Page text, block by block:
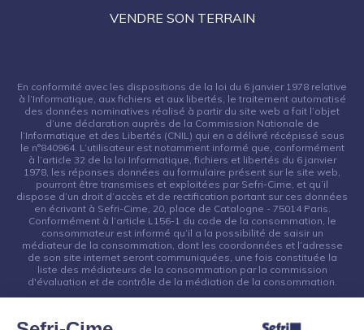
VENDRE SON TERRAIN
En conformité avec les dispositions de la loi du 6 janvier 1978 relative
à l’Informatique, aux fichiers et aux libertés, le traitement automatisé
des données nominatives réalisé à partir du site web a fait l’objet
d’une déclaration auprès de la Commission Nationale de
l’Informatique et des Libertés (CNIL) qui en a délivré récépissé sous
le n°840964. L’utilisateur est notamment informé que, conformément
à l’article 32 de la loi Informatique, fichiers et libertés du 6 janvier
1978, les réponses données au formulaire présent sur le site web,
pourront être transmises et exploitées par Sefri-Cime, et qu’il
dispose d’un droit d’accès et de rectification portant sur ces données
en écrivant à Sefri-Cime, 20, place de Catalogne - 75014 Paris.
Conformément à l’article L156-1 du code de la consommation, le
consommateur est informé qu’il a la possibilité de saisir un
médiateur de la consommation, dont les coordonnées et l’adresse
de son site internet seront communiquées, une fois constituée la
liste des médiateurs de la consommation par la commission
d'évaluation et de contrôle de la médiation de la consommation.